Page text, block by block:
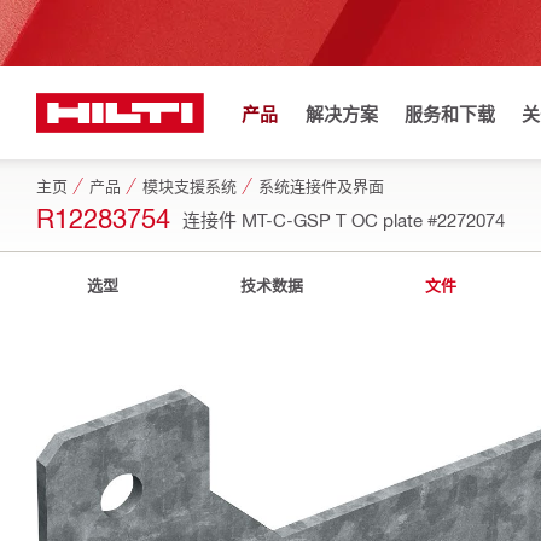
产品 解决方案 服务和下载
主页 产品 模块支援系统 系统连接件及界面
R12283754 连接件 MT-C-GSP T OC plate #2272074
选型 技术数据 文件